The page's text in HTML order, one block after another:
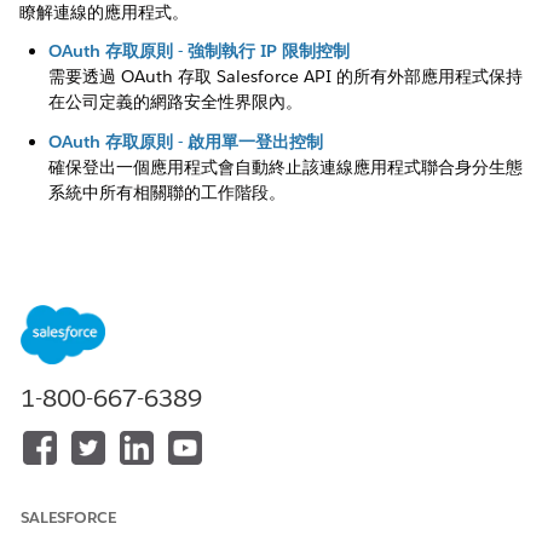
瞭解連線的應用程式。
OAuth 存取原則 - 強制執行 IP 限制控制
需要透過 OAuth 存取 Salesforce API 的所有外部應用程式保持
在公司定義的網路安全性界限內。
OAuth 存取原則 - 啟用單一登出控制
確保登出一個應用程式會自動終止該連線應用程式聯合身分生態
系統中所有相關聯的工作階段。
1-800-667-6389
SALESFORCE